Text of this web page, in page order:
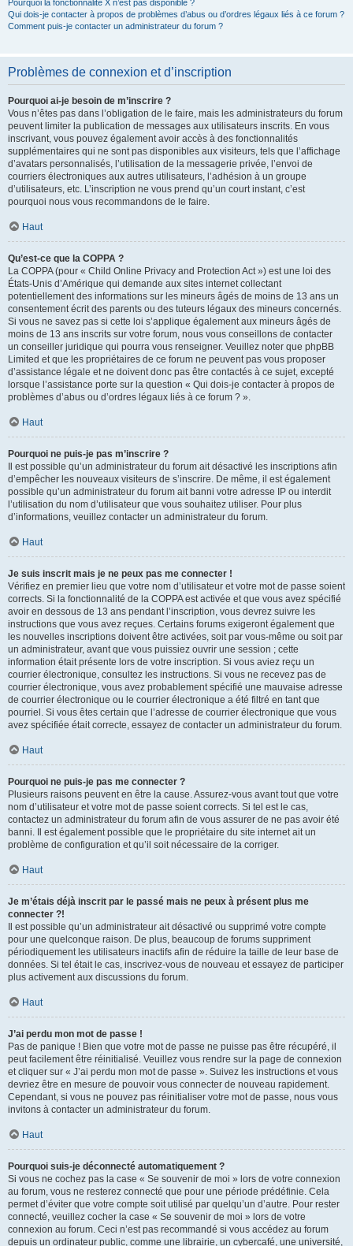
Pourquoi la fonctionnalité X n’est pas disponible ?
Qui dois-je contacter à propos de problèmes d’abus ou d’ordres légaux liés à ce forum ?
Comment puis-je contacter un administrateur du forum ?
Problèmes de connexion et d’inscription
Pourquoi ai-je besoin de m’inscrire ?
Vous n’êtes pas dans l’obligation de le faire, mais les administrateurs du forum
peuvent limiter la publication de messages aux utilisateurs inscrits. En vous
inscrivant, vous pouvez également avoir accès à des fonctionnalités
supplémentaires qui ne sont pas disponibles aux visiteurs, tels que l’affichage
d’avatars personnalisés, l’utilisation de la messagerie privée, l’envoi de
courriers électroniques aux autres utilisateurs, l’adhésion à un groupe
d’utilisateurs, etc. L’inscription ne vous prend qu’un court instant, c’est
pourquoi nous vous recommandons de le faire.
Haut
Qu’est-ce que la COPPA ?
La COPPA (pour « Child Online Privacy and Protection Act ») est une loi des
États-Unis d’Amérique qui demande aux sites internet collectant
potentiellement des informations sur les mineurs âgés de moins de 13 ans un
consentement écrit des parents ou des tuteurs légaux des mineurs concernés.
Si vous ne savez pas si cette loi s’applique également aux mineurs âgés de
moins de 13 ans inscrits sur votre forum, nous vous conseillons de contacter
un conseiller juridique qui pourra vous renseigner. Veuillez noter que phpBB
Limited et que les propriétaires de ce forum ne peuvent pas vous proposer
d’assistance légale et ne doivent donc pas être contactés à ce sujet, excepté
lorsque l’assistance porte sur la question « Qui dois-je contacter à propos de
problèmes d’abus ou d’ordres légaux liés à ce forum ? ».
Haut
Pourquoi ne puis-je pas m’inscrire ?
Il est possible qu’un administrateur du forum ait désactivé les inscriptions afin
d’empêcher les nouveaux visiteurs de s’inscrire. De même, il est également
possible qu’un administrateur du forum ait banni votre adresse IP ou interdit
l’utilisation du nom d’utilisateur que vous souhaitez utiliser. Pour plus
d’informations, veuillez contacter un administrateur du forum.
Haut
Je suis inscrit mais je ne peux pas me connecter !
Vérifiez en premier lieu que votre nom d’utilisateur et votre mot de passe soient
corrects. Si la fonctionnalité de la COPPA est activée et que vous avez spécifié
avoir en dessous de 13 ans pendant l’inscription, vous devrez suivre les
instructions que vous avez reçues. Certains forums exigeront également que
les nouvelles inscriptions doivent être activées, soit par vous-même ou soit par
un administrateur, avant que vous puissiez ouvrir une session ; cette
information était présente lors de votre inscription. Si vous aviez reçu un
courrier électronique, consultez les instructions. Si vous ne recevez pas de
courrier électronique, vous avez probablement spécifié une mauvaise adresse
de courrier électronique ou le courrier électronique a été filtré en tant que
pourriel. Si vous êtes certain que l’adresse de courrier électronique que vous
avez spécifiée était correcte, essayez de contacter un administrateur du forum.
Haut
Pourquoi ne puis-je pas me connecter ?
Plusieurs raisons peuvent en être la cause. Assurez-vous avant tout que votre
nom d’utilisateur et votre mot de passe soient corrects. Si tel est le cas,
contactez un administrateur du forum afin de vous assurer de ne pas avoir été
banni. Il est également possible que le propriétaire du site internet ait un
problème de configuration et qu’il soit nécessaire de la corriger.
Haut
Je m’étais déjà inscrit par le passé mais ne peux à présent plus me
connecter ?!
Il est possible qu’un administrateur ait désactivé ou supprimé votre compte
pour une quelconque raison. De plus, beaucoup de forums suppriment
périodiquement les utilisateurs inactifs afin de réduire la taille de leur base de
données. Si tel était le cas, inscrivez-vous de nouveau et essayez de participer
plus activement aux discussions du forum.
Haut
J’ai perdu mon mot de passe !
Pas de panique ! Bien que votre mot de passe ne puisse pas être récupéré, il
peut facilement être réinitialisé. Veuillez vous rendre sur la page de connexion
et cliquer sur « J’ai perdu mon mot de passe ». Suivez les instructions et vous
devriez être en mesure de pouvoir vous connecter de nouveau rapidement.
Cependant, si vous ne pouvez pas réinitialiser votre mot de passe, nous vous
invitons à contacter un administrateur du forum.
Haut
Pourquoi suis-je déconnecté automatiquement ?
Si vous ne cochez pas la case « Se souvenir de moi » lors de votre connexion
au forum, vous ne resterez connecté que pour une période prédéfinie. Cela
permet d’éviter que votre compte soit utilisé par quelqu’un d’autre. Pour rester
connecté, veuillez cocher la case « Se souvenir de moi » lors de votre
connexion au forum. Ceci n’est pas recommandé si vous accédez au forum
depuis un ordinateur public, comme une librairie, un cybercafé, une université,